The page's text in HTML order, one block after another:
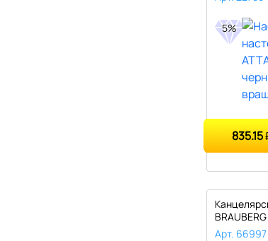
5%
835.15
Арт. 66997